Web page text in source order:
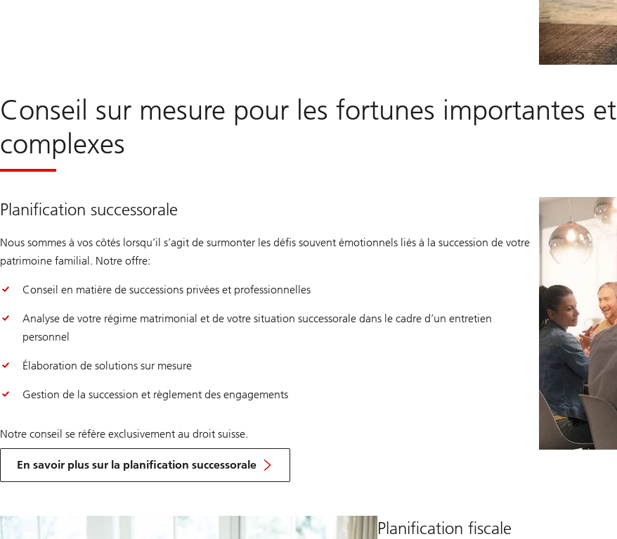
Conseil sur mesure pour les fortunes importantes et
complexes
Planification successorale
Nous sommes à vos côtés lorsqu’il s’agit de surmonter les défis souvent émotionnels liés à la succession de votre
patrimoine familial. Notre offre:
Conseil en matière de successions privées et professionnelles
Analyse de votre régime matrimonial et de votre situation successorale dans le cadre d’un entretien
personnel
Élaboration de solutions sur mesure
Gestion de la succession et règlement des engagements
Notre conseil se réfère exclusivement au droit suisse.
En savoir plus sur la planification successorale
Planification fiscale